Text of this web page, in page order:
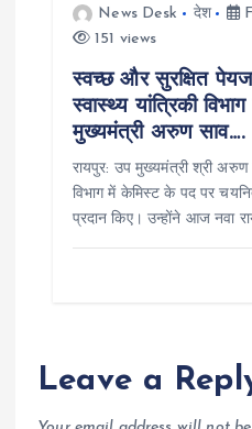
News Desk देश
151 views
स्वच्छ और सुरक्षित
स्वास्थ्य यांत्रिकी
मुख्यमंत्री अरुण साव….
रायपुर: उप मुख्यमंत्री श्री अरुण
विभाग में केमिस्ट के पद पर
प्रदान किए। उन्होंने आज नवा
Leave a